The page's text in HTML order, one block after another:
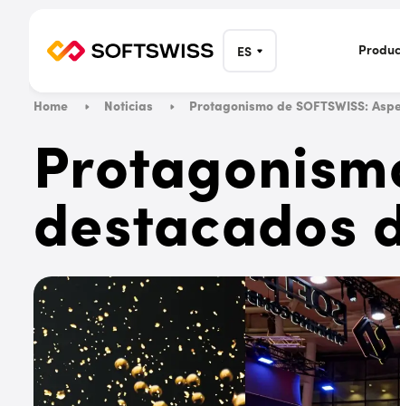
ES
Home Noticias Protagonismo de SOFTSWISS:
destacados